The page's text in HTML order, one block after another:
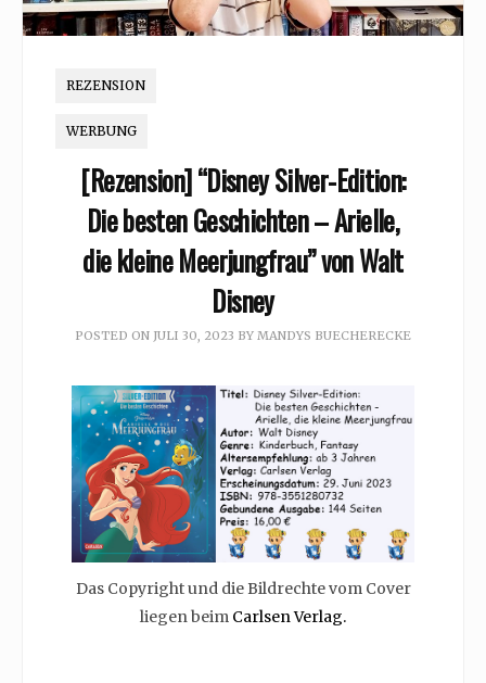
REZENSION
WERBUNG
[Rezension] “Disney Silver-Edition:
Die besten Geschichten – Arielle,
die kleine Meerjungfrau” von Walt
Disney
POSTED ON JULI 30, 2023 BY MANDYS BUECHERECKE
Das Copyright und die Bildrechte vom Cover
liegen beim Carlsen Verlag.